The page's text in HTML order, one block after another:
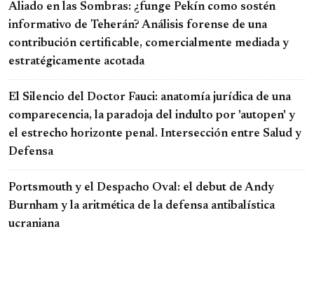
Aliado en las Sombras: ¿funge Pekín como sostén
informativo de Teherán? Análisis forense de una
contribución certificable, comercialmente mediada y
estratégicamente acotada
El Silencio del Doctor Fauci: anatomía jurídica de una
comparecencia, la paradoja del indulto por 'autopen' y
el estrecho horizonte penal. Intersección entre Salud y
Defensa
Portsmouth y el Despacho Oval: el debut de Andy
Burnham y la aritmética de la defensa antibalística
ucraniana